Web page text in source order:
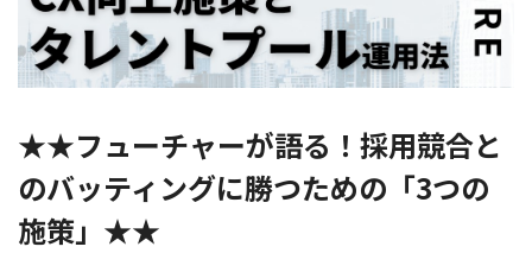
★★フューチャーが語る！採用競合と
のバッティングに勝つための「3つの
施策」★★